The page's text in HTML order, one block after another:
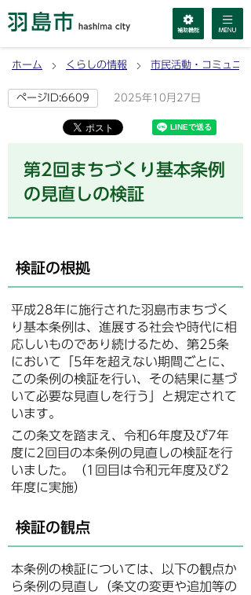
ホーム くらしの情報 市民活動・コミュニテ
ページID:6609 2025年10月27日
第2回まちづくり基本条例
の見直しの検証
検証の根拠
平成28年に施行された羽島市まちづく
り基本条例は、進展する社会や時代に相
応しいものであり続けるため、第25条
において「5年を超えない期間ごとに、
この条例の検証を行い、その結果に基づ
いて必要な見直しを行う」と規定されて
います。
この条文を踏まえ、令和6年度及び7年
度に2回目の本条例の見直しの検証を行
いました。（1回目は令和元年度及び2
年度に実施）
検証の観点
本条例の検証については、以下の観点か
ら条例の見直し（条文の変更や追加等の